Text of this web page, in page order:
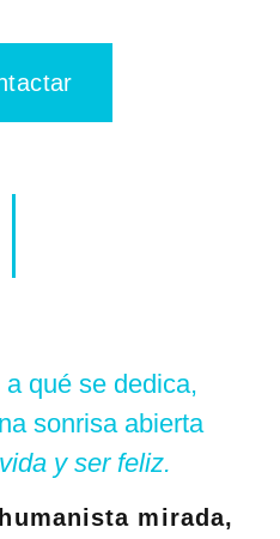
qué se dedica,
sonrisa abierta
y ser feliz.
mirada,